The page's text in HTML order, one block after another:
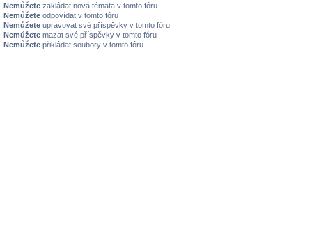
Nemůžete zakládat nová témata v tomto fóru
Nemůžete odpovídat v tomto fóru
Nemůžete upravovat své příspěvky v tomto fóru
Nemůžete mazat své příspěvky v tomto fóru
Nemůžete přikládat soubory v tomto fóru